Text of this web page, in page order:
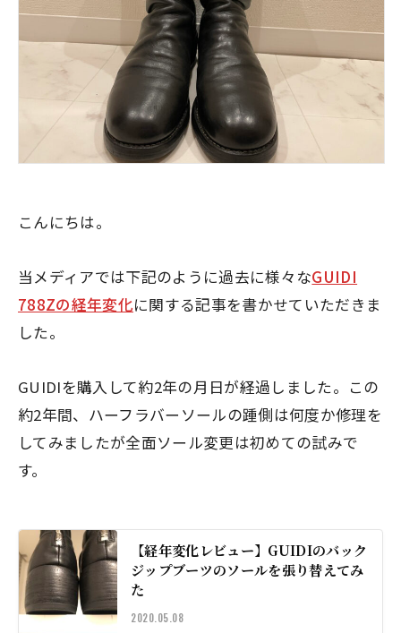
こんにちは。
当メディアでは下記のように過去に様々なGUIDI
788Zの経年変化に関する記事を書かせていただきま
した。
GUIDIを購入して約2年の月日が経過しました。この
約2年間、ハーフラバーソールの踵側は何度か修理を
してみましたが全面ソール変更は初めての試みで
す。
【経年変化レビュー】GUIDIのバック
ジップブーツのソールを張り替えてみ
た
2020.05.08